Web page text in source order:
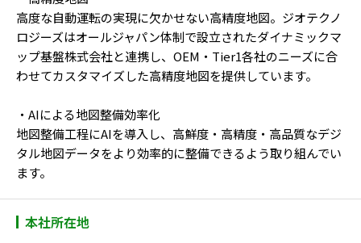
高度な自動運転の実現に欠かせない高精度地図。ジオテクノ
ロジーズはオールジャパン体制で設立されたダイナミックマ
ップ基盤株式会社と連携し、OEM・Tier1各社のニーズに合
わせてカスタマイズした高精度地図を提供しています。
・AIによる地図整備効率化
地図整備工程にAIを導入し、高鮮度・高精度・高品質なデジ
タル地図データをより効率的に整備できるよう取り組んでい
ます。
本社所在地